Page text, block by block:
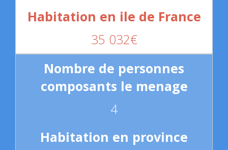
35 032€
4